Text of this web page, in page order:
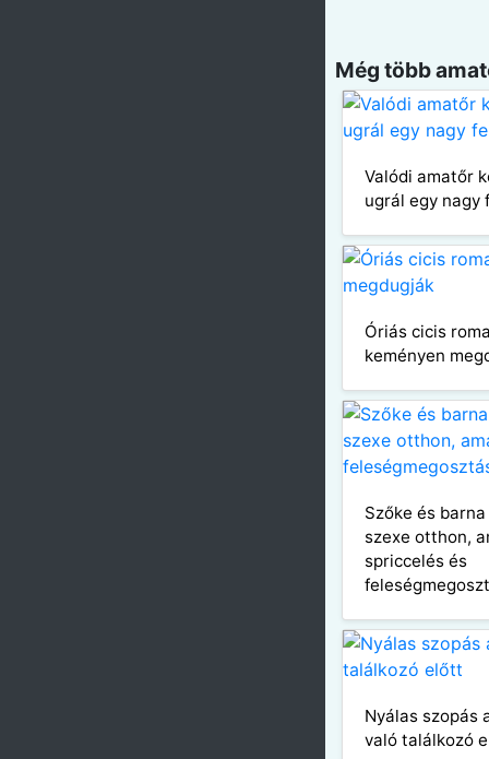
Még több
Valódi amatőr
ugrál egy nagy
Óriás cicis
keményen
Szőke és
szexe otthon,
spriccelés és
Nyálas szopás
való találkozó